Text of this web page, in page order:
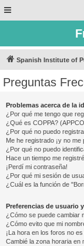
Spanish Institute of
Preguntas
Problemas acerca de la
¿Por qué me tengo que
¿Qué es COPPA?
¿Por qué no puedo
Me he registrado ¡y no me
¿Por qué no puedo
Hace un tiempo me
¡Perdí mi contraseña!
¿Por qué mi sesión de
¿Cuál es la función de
Preferencias de usuario
¿Cómo se puede cambiar
¿Cómo evito que mi
¡La hora en los foros no
Cambié la zona horaria en